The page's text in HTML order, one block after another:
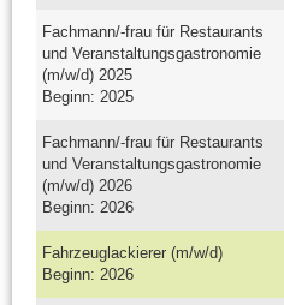
Fachmann/-frau für Restaurants
und Veranstaltungsgastronomie
(m/w/d) 2025
Beginn: 2025
Fachmann/-frau für Restaurants
und Veranstaltungsgastronomie
(m/w/d) 2026
Beginn: 2026
Fahrzeuglackierer (m/w/d)
Beginn: 2026